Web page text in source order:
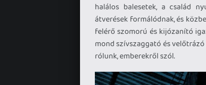
halálos balesetek, a család
átverések formálódnak, és
felérő szomorú és kijózanító
mond szívszaggató és
rólunk, emberekről szól.